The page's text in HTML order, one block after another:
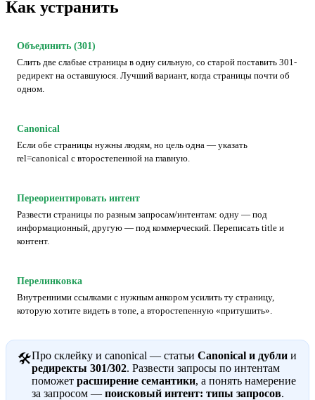
Как устранить
Объединить (301)
Слить две слабые страницы в одну сильную, со старой поставить 301-
редирект на оставшуюся. Лучший вариант, когда страницы почти об
одном.
Canonical
Если обе страницы нужны людям, но цель одна — указать
rel=canonical с второстепенной на главную.
Переориентировать интент
Развести страницы по разным запросам/интентам: одну — под
информационный, другую — под коммерческий. Переписать title и
контент.
Перелинковка
Внутренними ссылками с нужным анкором усилить ту страницу,
которую хотите видеть в топе, а второстепенную «притушить».
🛠Про склейку и canonical — статьи Canonical и дубли и
редиректы 301/302. Развести запросы по интентам
поможет расширение семантики, а понять намерение
за запросом — поисковый интент: типы запросов.